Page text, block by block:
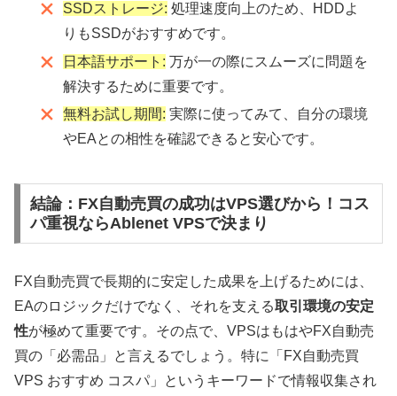
SSDストレージ: 処理速度向上のため、HDDよ
りもSSDがおすすめです。
日本語サポート: 万が一の際にスムーズに問題を
解決するために重要です。
無料お試し期間: 実際に使ってみて、自分の環境
やEAとの相性を確認できると安心です。
結論：FX自動売買の成功はVPS選びから！コス
パ重視ならAblenet VPSで決まり
FX自動売買で長期的に安定した成果を上げるためには、
EAのロジックだけでなく、それを支える取引環境の安定
性が極めて重要です。その点で、VPSはもはやFX自動売
買の「必需品」と言えるでしょう。特に「FX自動売買
VPS おすすめ コスパ」というキーワードで情報収集され